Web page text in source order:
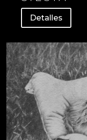
Detalles